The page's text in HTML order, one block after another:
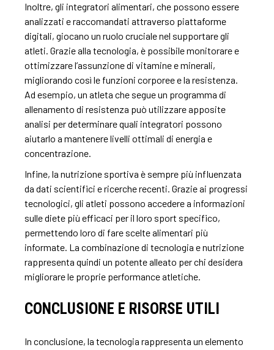
Inoltre, gli integratori alimentari, che possono essere
analizzati e raccomandati attraverso piattaforme
digitali, giocano un ruolo cruciale nel supportare gli
atleti. Grazie alla tecnologia, è possibile monitorare e
ottimizzare l’assunzione di vitamine e minerali,
migliorando così le funzioni corporee e la resistenza.
Ad esempio, un atleta che segue un programma di
allenamento di resistenza può utilizzare apposite
analisi per determinare quali integratori possono
aiutarlo a mantenere livelli ottimali di energia e
concentrazione.
Infine, la nutrizione sportiva è sempre più influenzata
da dati scientifici e ricerche recenti. Grazie ai progressi
tecnologici, gli atleti possono accedere a informazioni
sulle diete più efficaci per il loro sport specifico,
permettendo loro di fare scelte alimentari più
informate. La combinazione di tecnologia e nutrizione
rappresenta quindi un potente alleato per chi desidera
migliorare le proprie performance atletiche.
CONCLUSIONE E RISORSE UTILI
In conclusione, la tecnologia rappresenta un elemento